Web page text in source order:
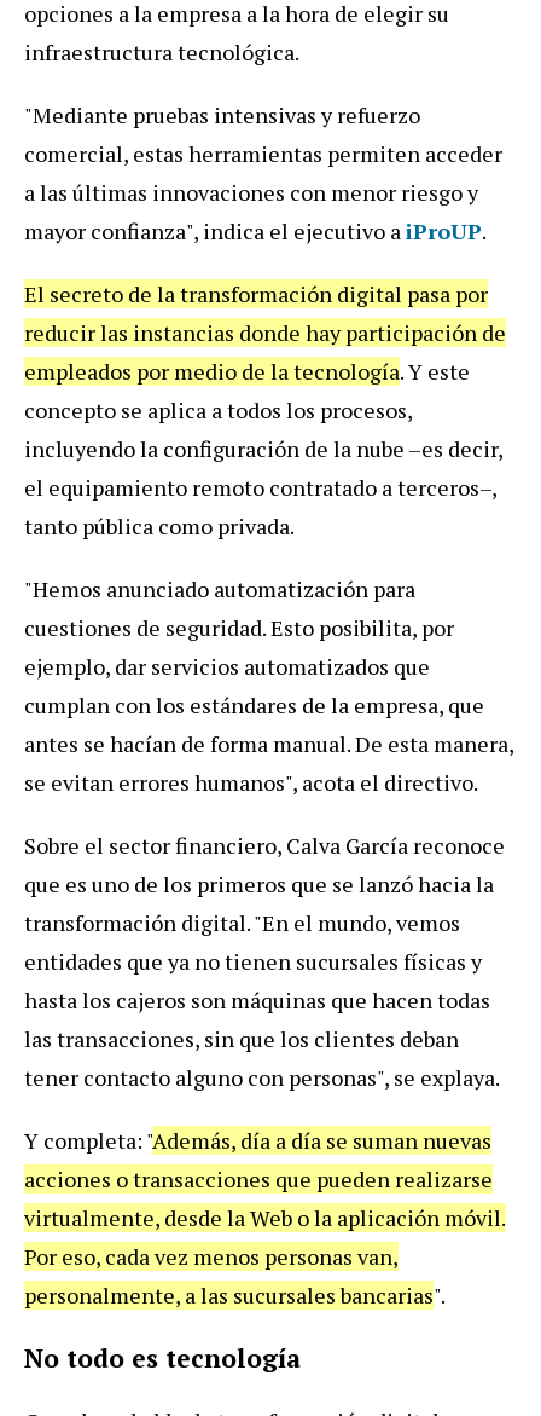
opciones ala empresa alahora de elegir su
infraestructuratecnológica.
"Mediante pruebas intensivas y refuerzo
comercial, estas herramientas permiten acceder
alas últimas innovaciones con menor riesgoy
mayor confianza", indica el ejecutivo aiProUP.
El secreto de latransformación digital pasa por
reducirlas instancias donde hay participación de
empleados por medio de latecnología.Y este
concepto se aplica atodos los procesos,
incluyendola configuración de la nube –es decir,
el equipamiento remoto contratado aterceros–,
tanto pública como privada.
"Hemos anunciado automatización para
cuestiones de seguridad.Esto posibilita, por
ejemplo, dar servicios automatizados que
cumplan conlos estándares de la empresa, que
antes se hacían de forma manual.De esta manera,
se evitan errores humanos", acota el directivo.
Sobre el sectorfinanciero, Calva García reconoce
que es uno de los primeros que se lanzóhaciala
transformación digital. "En el mundo,vemos
entidades que ya notienen sucursales físicas y
hastalos cajeros son máquinas que hacentodas
las transacciones, sin que los clientes deban
tener contacto alguno con personas", se explaya.
Y completa: "Además, día a día se suman nuevas
acciones otransacciones que pueden realizarse
virtualmente, desde laWeb ola aplicación móvil.
Por eso, cadavez menos personas van,
personalmente, alas sucursales bancarias".
No todo es tecnología